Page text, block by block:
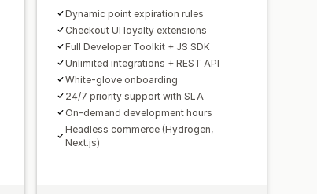
Dynamic point expiration rules
Checkout UI loyalty extensions
Full Developer Toolkit + JS SDK
Unlimited integrations + REST API
White-glove onboarding
24/7 priority support with SLA
On-demand development hours
Headless commerce (Hydrogen,
Next.js)